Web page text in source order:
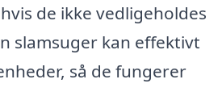
de ikke vedligeholdes
slamsuger kan effektivt
så de fungerer